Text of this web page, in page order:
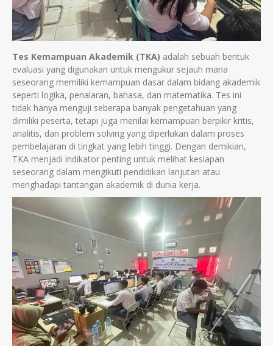
Tes Kemampuan Akademik (TKA) adalah sebuah bentuk
evaluasi yang digunakan untuk mengukur sejauh mana
seseorang memiliki kemampuan dasar dalam bidang akademik
seperti logika, penalaran, bahasa, dan matematika. Tes ini
tidak hanya menguji seberapa banyak pengetahuan yang
dimiliki peserta, tetapi juga menilai kemampuan berpikir kritis,
analitis, dan problem solving yang diperlukan dalam proses
pembelajaran di tingkat yang lebih tinggi. Dengan demikian,
TKA menjadi indikator penting untuk melihat kesiapan
seseorang dalam mengikuti pendidikan lanjutan atau
menghadapi tantangan akademik di dunia kerja.